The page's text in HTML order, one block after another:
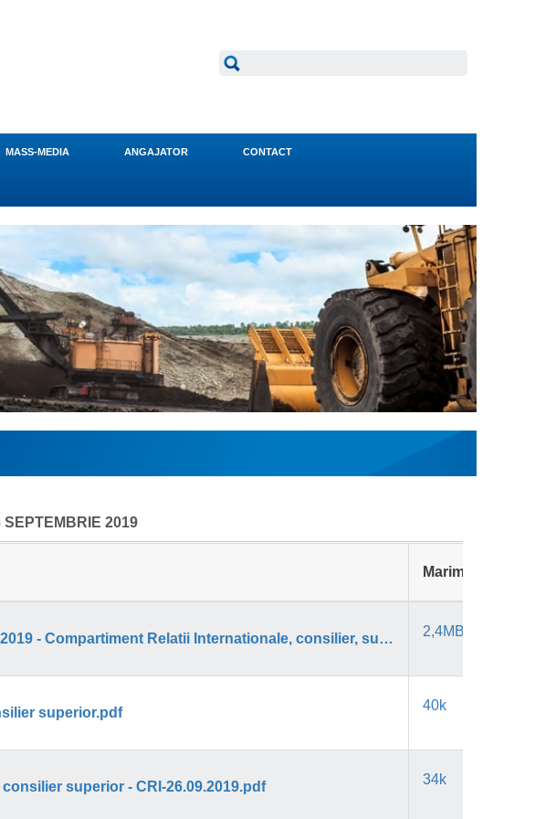
MASS-MEDIA ANGAJATOR CONTACT
SEPTEMBRIE 2019
Marime
Anunt concurs de recrutare 26.09.2019 - Compartiment Relatii Internationale, consilier, superior.pdf 2,4MB
superior.pdf 40k
superior - CRI-26.09.2019.pdf 34k